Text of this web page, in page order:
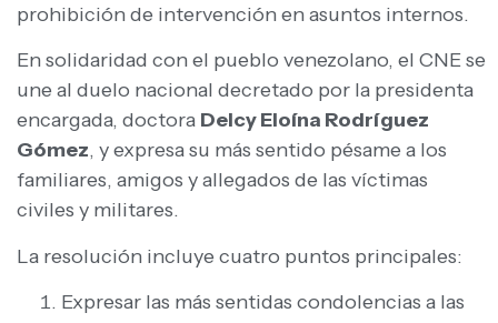
prohibición de intervención en asuntos internos.
En solidaridad con el pueblo venezolano, el CNE se
une al duelo nacional decretado por la presidenta
encargada, doctora Delcy Eloína Rodríguez
Gómez, y expresa su más sentido pésame a los
familiares, amigos y allegados de las víctimas
civiles y militares.
La resolución incluye cuatro puntos principales:
Expresar las más sentidas condolencias a las